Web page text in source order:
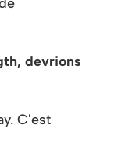
devrions
C'est